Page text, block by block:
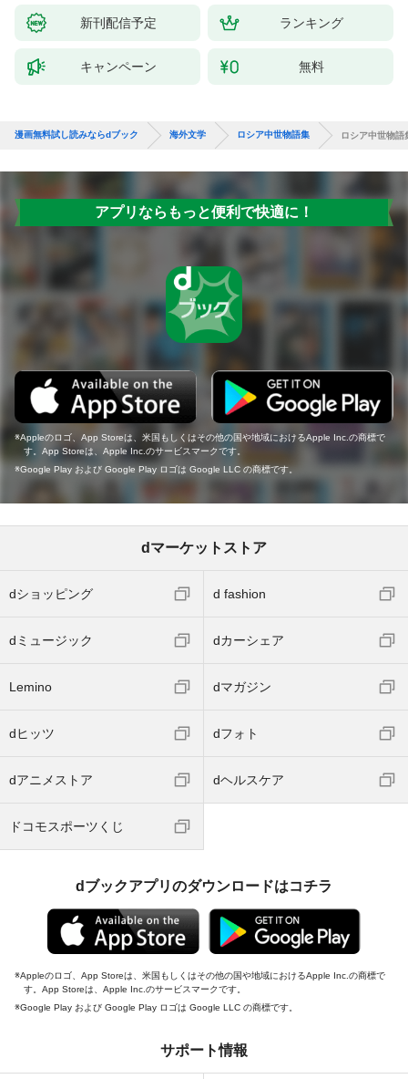
新刊配信予定 ランキング
キャンペーン 無料
漫画無料試し読みならdブック 海外文学 ロシア中世物語集 ロシア中世物語
アプリならもっと便利で快適に！
Appleのロゴ、App Storeは、米国もしくはその他の国や地域におけるApple Inc.の商標で
す。App Storeは、Apple Inc.のサービスマークです。
Google Play および Google Play ロゴは Google LLC の商標です。
dマーケットストア
dショッピング d fashion
dミュージック dカーシェア
Lemino dマガジン
dヒッツ dフォト
dアニメストア dヘルスケア
ドコモスポーツくじ
dブックアプリのダウンロードはコチラ
Appleのロゴ、App Storeは、米国もしくはその他の国や地域におけるApple Inc.の商標で
す。App Storeは、Apple Inc.のサービスマークです。
Google Play および Google Play ロゴは Google LLC の商標です。
サポート情報